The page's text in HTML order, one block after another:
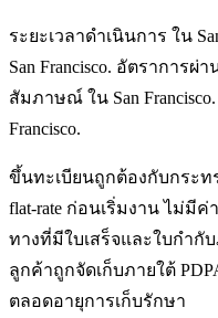
ระยะเวลาดำเนินการ ใน
San Francisco. อัตราการผ่
สัมภาษณ์ ใน San
Francisco.
ขึ้นทะเบียนถูกต้องกับกระท
flat-rate ก่อนเริ่มงาน ไม่มี
ทางที่มีใบเสร็จและใบกำ
ลูกค้าถูกจัดเก็บภายใต้
ตลอดอายุการเก็บรักษา